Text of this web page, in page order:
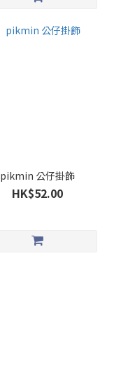
pikmin 公仔掛飾
HK$52.00